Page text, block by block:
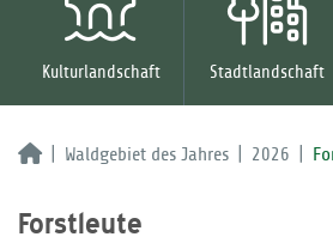
Kulturlandschaft Stadtlandschaft
Waldgebiet des Jahres 2026
Forstleute